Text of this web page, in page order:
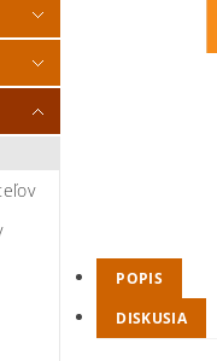
POPIS
DISKUSIA